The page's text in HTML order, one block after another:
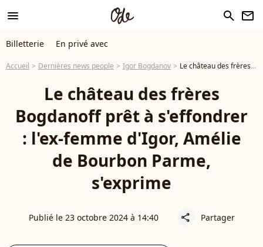
menu search newsletter
Billetterie En privé avec
Accueil Dernières news people Igor Bogdanov Le château des frères Bogdanoff prêt à s'effondrer : l'ex-femme d'Igor, Amélie de Bourbon Parme, s'exprime
Le château des frères
Bogdanoff prêt à s'effondrer
: l'ex-femme d'Igor, Amélie
de Bourbon Parme,
s'exprime
Publié le 23 octobre 2024 à 14:40 share Partager